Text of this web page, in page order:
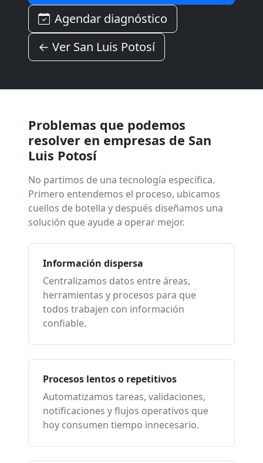
Agendar diagnóstico
← Ver San Luis Potosí
Problemas que podemos
resolver en empresas de San
Luis Potosí
No partimos de una tecnología específica.
Primero entendemos el proceso, ubicamos
cuellos de botella y después diseñamos una
solución que ayude a operar mejor.
Información dispersa
Centralizamos datos entre áreas,
herramientas y procesos para que
todos trabajen con información
confiable.
Procesos lentos o repetitivos
Automatizamos tareas, validaciones,
notificaciones y flujos operativos que
hoy consumen tiempo innecesario.